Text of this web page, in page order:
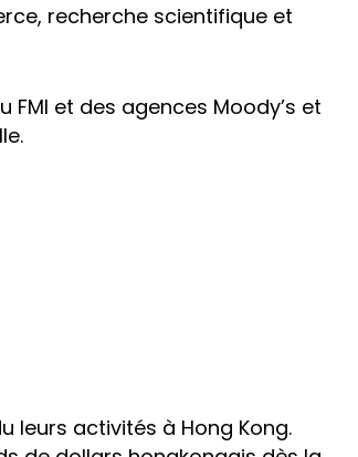
recherche scientifique et
FMI et des agences Moody’s et
leurs activités à Hong Kong.